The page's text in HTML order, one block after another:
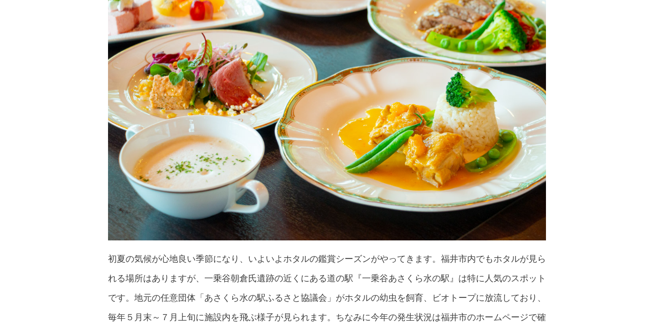
初夏の気候が心地良い季節になり、いよいよホタルの鑑賞シーズンがやってきます。福井市内でもホタルが見ら
れる場所はありますが、一乗谷朝倉氏遺跡の近くにある道の駅『一乗谷あさくら水の駅』は特に人気のスポット
です。地元の任意団体「あさくら水の駅ふるさと協議会」がホタルの幼虫を飼育、ビオトープに放流しており、
毎年５月末～７月上旬に施設内を飛ぶ様子が見られます。ちなみに今年の発生状況は福井市のホームページで確